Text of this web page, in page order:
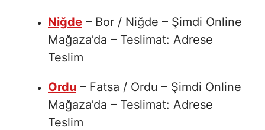
Niğde – Bor / Niğde – Şimdi Online
Mağaza’da – Teslimat: Adrese
Teslim
Ordu – Fatsa / Ordu – Şimdi Online
Mağaza’da – Teslimat: Adrese
Teslim